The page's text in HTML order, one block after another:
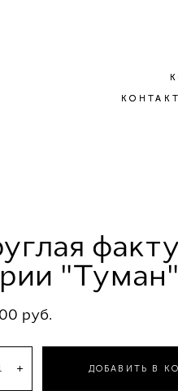
"Туман"
pуб.
ДОБАВИТЬ В